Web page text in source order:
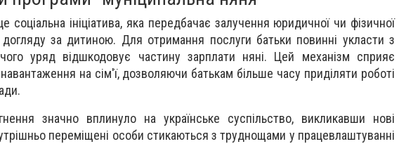
соціальна ініціатива, яка передбачає залучення юридичної чи фізичної
за дитиною. Для отримання послуги батьки повинні укласти з
уряд відшкодовує частину зарплати няні. Цей механізм сприяє
на сім'ї, дозволяючи батькам більше часу приділяти роботі
значно вплинуло на українське суспільство, викликавши нові
переміщені особи стикаються з труднощами у працевлаштуванні